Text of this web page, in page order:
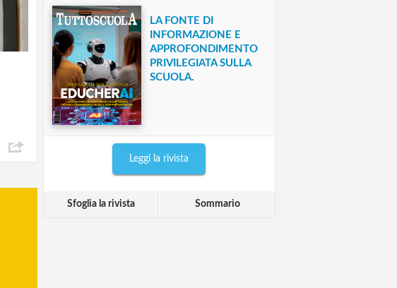
LA FONTE DI
INFORMAZIONE E
APPROFONDIMENTO
PRIVILEGIATA SULLA
SCUOLA.
Leggi la rivista
Sfoglia la rivista Sommario